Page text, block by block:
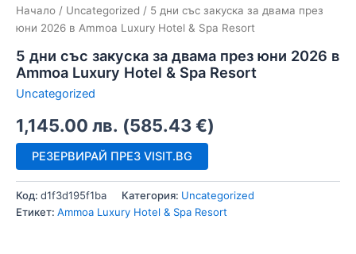
Начало / Uncategorized / 5 дни със закуска за двама през
юни 2026 в Ammoa Luxury Hotel & Spa Resort
5 дни със закуска за двама през юни 2026 в
Ammoa Luxury Hotel & Spa Resort
Uncategorized
1,145.00 лв. (585.43€)
РЕЗЕРВИРАЙ ПРЕЗ VISIT.BG
Код: d1f3d195f1ba Категория: Uncategorized
Етикет: Ammoa Luxury Hotel & Spa Resort